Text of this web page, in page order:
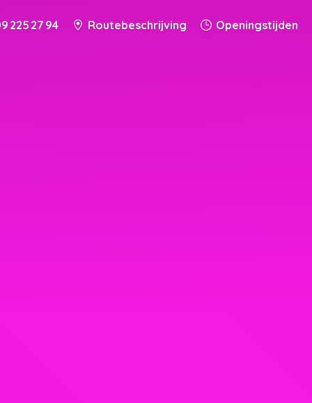
225 27 94 Routebeschrijving Openingstijden